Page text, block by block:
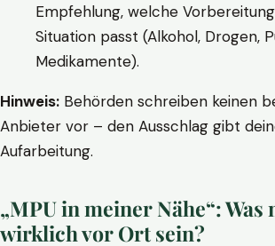
Empfehlung, welche
Situation passt (Alkohol, Drogen,
Medikamente).
Hinweis: Behörden schreiben keinen
Anbieter vor – den Ausschlag gibt
Aufarbeitung.
„MPU in meiner Nähe“: Was
wirklich vor Ort sein?